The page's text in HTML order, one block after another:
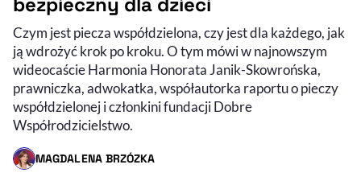
Audycja do słuchania (podcast)
Nagranie wideo
Czym jest piecza współdzielona, czy jest dla każdego, jak
ją wdrożyć krok po kroku. O tym mówi w najnowszym
wideocaście Harmonia Honorata Janik-Skowrońska,
prawniczka, adwokatka, współautorka raportu o pieczy
współdzielonej i członkini fundacji Dobre
Współrodzicielstwo.
MAGDALENA BRZÓZKA
- AUTOR ARTYKUŁU - PROFIL